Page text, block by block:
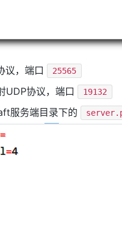
议，端口 25565
UDP协议，端口 19132
服务端目录下的